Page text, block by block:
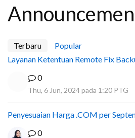
Terbaru
Popular
Layanan Ketentuan Remote Fix
0
Thu, 6 Jun, 2024 pada 1:20 PTG
Penyesuaian Harga .COM per
0